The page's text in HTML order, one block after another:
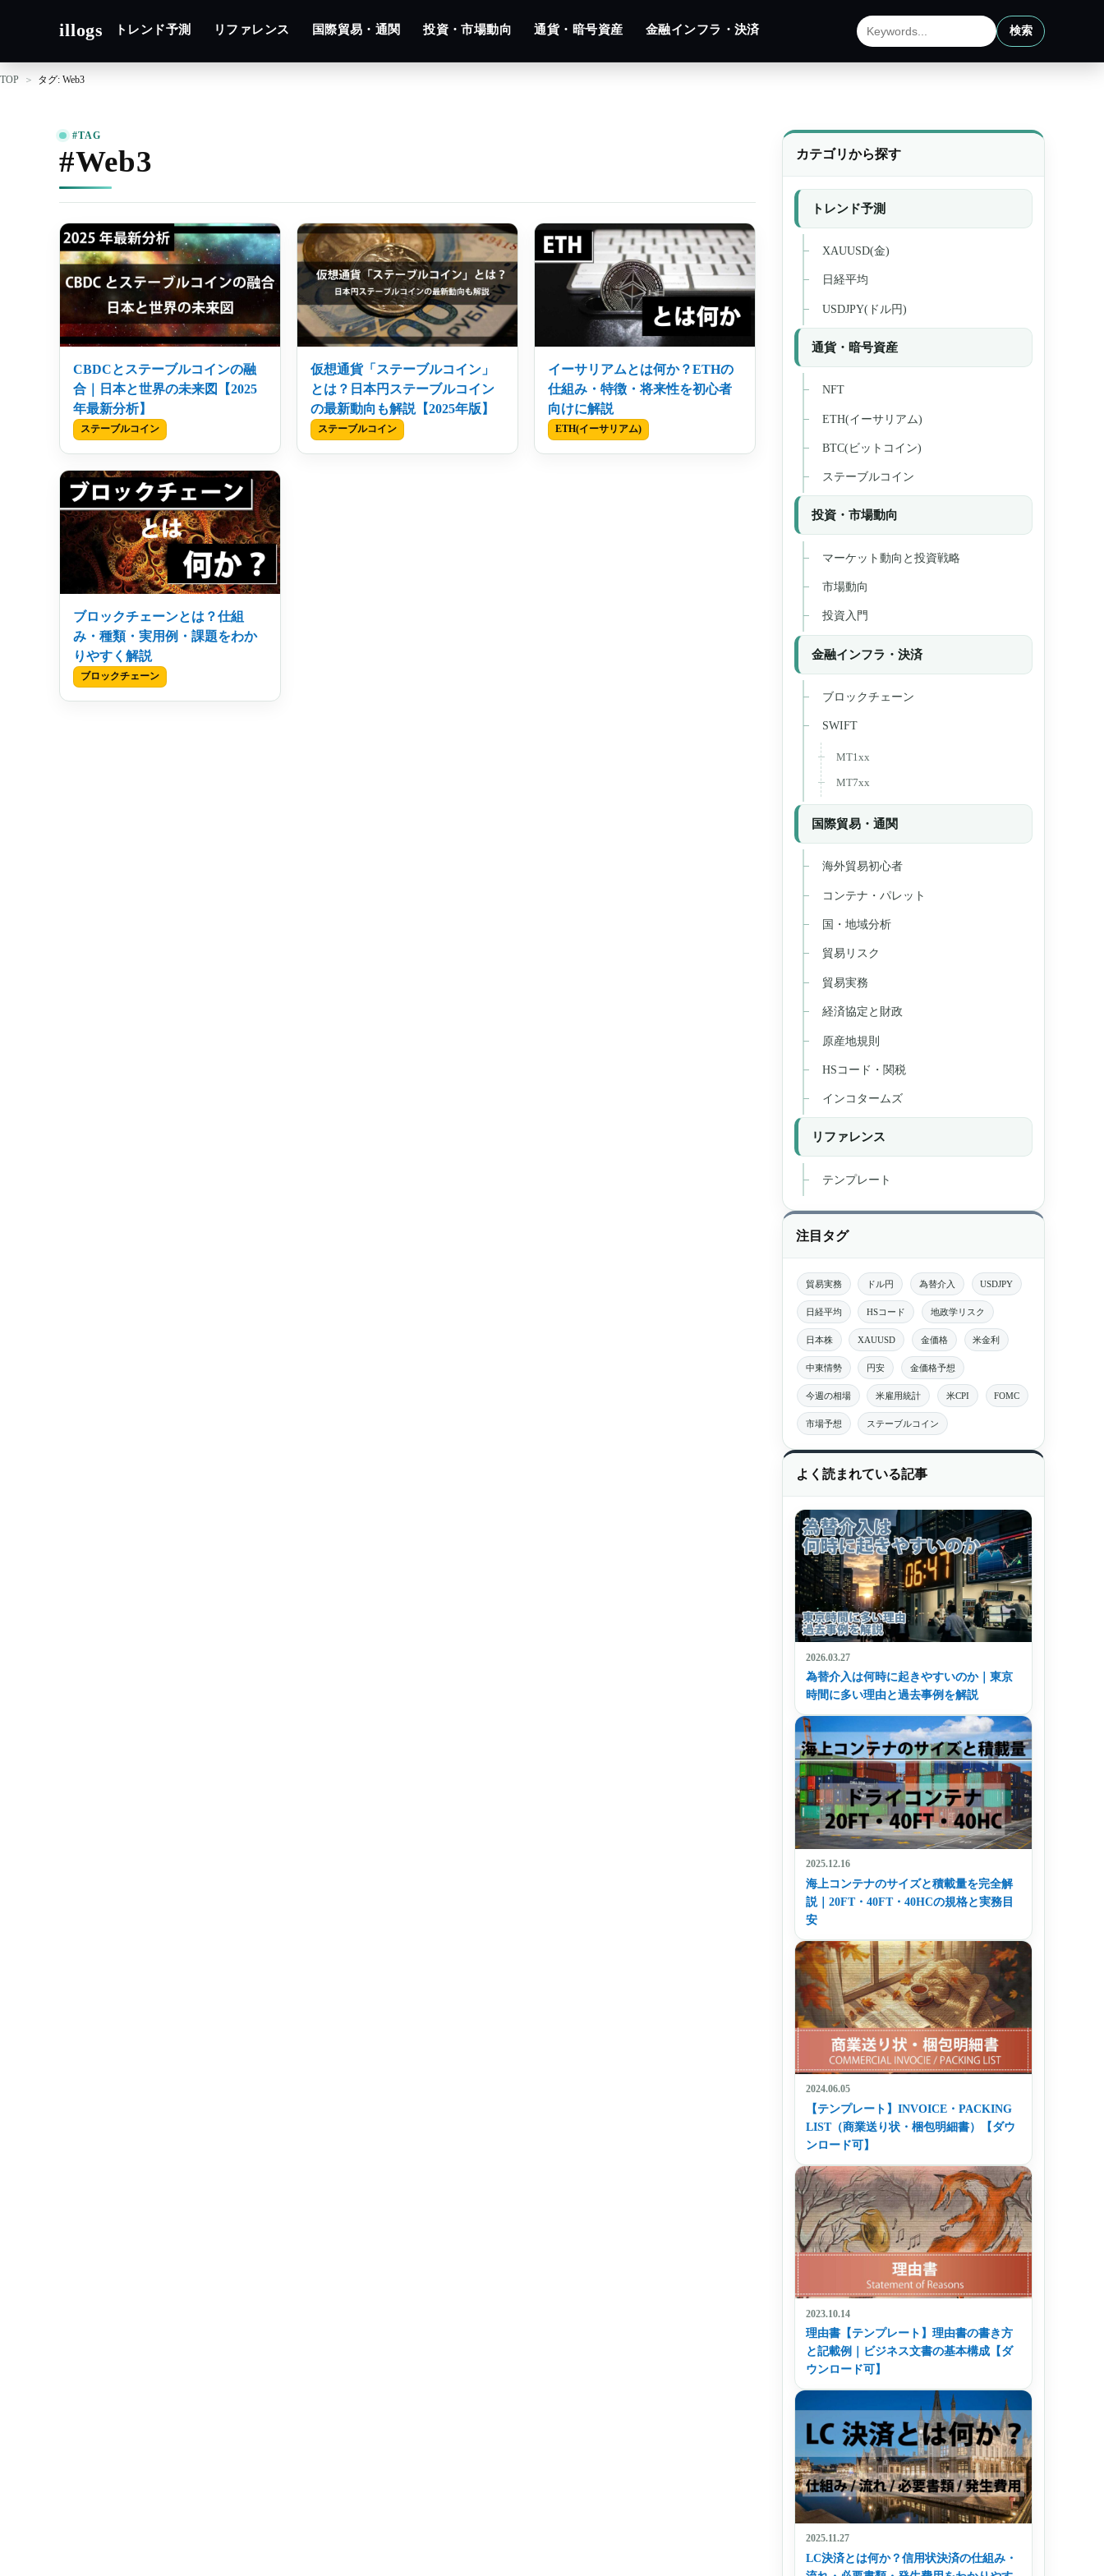
illogs トレンド予測 リファレンス 国際貿易・通関 投資・市場動向 通貨・暗号資産 金融インフラ・決済
サイト内検索 検索
TOP タグ: Web3
#TAG
#Web3
CBDCとステーブルコインの融
合｜日本と世界の未来図【2025
年最新分析】
ステーブルコイン
仮想通貨「ステーブルコイン」
とは？日本円ステーブルコイン
の最新動向も解説【2025年版】
ステーブルコイン
イーサリアムとは何か？ETHの
仕組み・特徴・将来性を初心者
向けに解説
ETH(イーサリアム)
ブロックチェーンとは？仕組
み・種類・実用例・課題をわか
りやすく解説
ブロックチェーン
カテゴリから探す
トレンド予測
XAUUSD(金)
日経平均
USDJPY(ドル円)
通貨・暗号資産
NFT
ETH(イーサリアム)
BTC(ビットコイン)
ステーブルコイン
投資・市場動向
マーケット動向と投資戦略
市場動向
投資入門
金融インフラ・決済
ブロックチェーン
SWIFT
MT1xx
MT7xx
国際貿易・通関
海外貿易初心者
コンテナ・パレット
国・地域分析
貿易リスク
貿易実務
経済協定と財政
原産地規則
HSコード・関税
インコタームズ
リファレンス
テンプレート
注目タグ
貿易実務 ドル円 為替介入 USDJPY
日経平均 HSコード 地政学リスク
日本株 XAUUSD 金価格 米金利
中東情勢 円安 金価格予想
今週の相場 米雇用統計 米CPI FOMC
市場予想 ステーブルコイン
よく読まれている記事
2026.03.27
為替介入は何時に起きやすいのか｜東京
時間に多い理由と過去事例を解説
2025.12.16
海上コンテナのサイズと積載量を完全解
説｜20FT・40FT・40HCの規格と実務目
安
2024.06.05
【テンプレート】INVOICE・PACKING
LIST（商業送り状・梱包明細書）【ダウ
ンロード可】
2023.10.14
理由書【テンプレート】理由書の書き方
と記載例｜ビジネス文書の基本構成【ダ
ウンロード可】
2025.11.27
LC決済とは何か？信用状決済の仕組み・